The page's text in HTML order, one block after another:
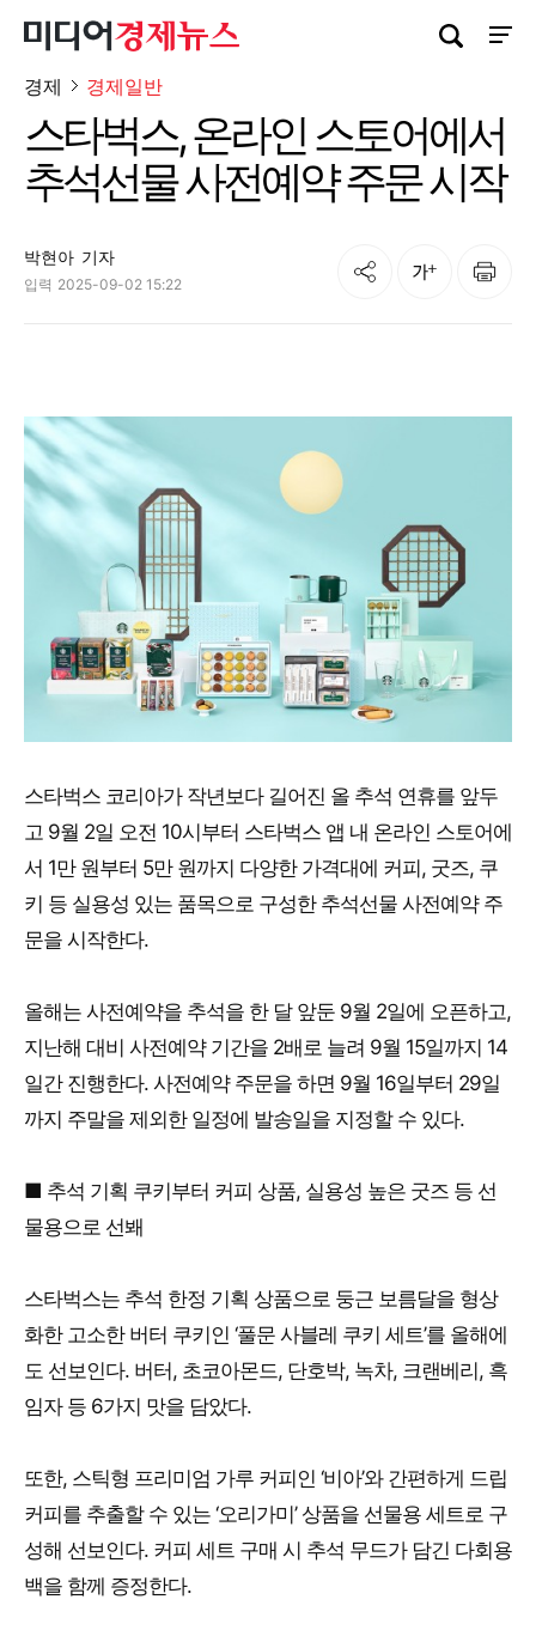
사이
검색창 열기
경제 경제일반
스타벅스, 온라인 스토어에서
추석선물 사전예약 주문 시작
박현아 기자
입력 2025-09-02 15:22
공유 글자크기 인쇄
스타벅스 코리아가 작년보다 길어진 올 추석 연휴를 앞두
고 9월 2일 오전 10시부터 스타벅스 앱 내 온라인 스토어에
서 1만 원부터 5만 원까지 다양한 가격대에 커피, 굿즈, 쿠
키 등 실용성 있는 품목으로 구성한 추석선물 사전예약 주
문을 시작한다.
올해는 사전예약을 추석을 한 달 앞둔 9월 2일에 오픈하고,
지난해 대비 사전예약 기간을 2배로 늘려 9월 15일까지 14
일간 진행한다. 사전예약 주문을 하면 9월 16일부터 29일
까지 주말을 제외한 일정에 발송일을 지정할 수 있다.
■ 추석 기획 쿠키부터 커피 상품, 실용성 높은 굿즈 등 선
물용으로 선봬
스타벅스는 추석 한정 기획 상품으로 둥근 보름달을 형상
화한 고소한 버터 쿠키인 ‘풀문 사블레 쿠키 세트’를 올해에
도 선보인다. 버터, 초코아몬드, 단호박, 녹차, 크랜베리, 흑
임자 등 6가지 맛을 담았다.
또한, 스틱형 프리미엄 가루 커피인 ‘비아’와 간편하게 드립
커피를 추출할 수 있는 ‘오리가미’ 상품을 선물용 세트로 구
성해 선보인다. 커피 세트 구매 시 추석 무드가 담긴 다회용
백을 함께 증정한다.